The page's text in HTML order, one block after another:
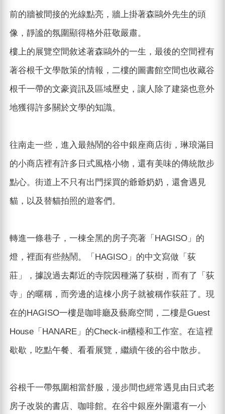
前的牆被間接的光線點亮，牆上掛著森鷗外先生的頭
像，靜謐的氛圍顯得格外莊敬嚴肅。
樓上的展覽空間敘述著森鷗外的一生，最後的空間裡有
著谷根千文學散策的情報，二樓的圖書館空間也收藏谷
根千一帶的文豪資訊及區域歷史，讓人除了建築也意外
地獲得許多關於文學的知識。
往南走一些，進入最熱鬧的谷中銀座商店街，琳琅滿目
的小商店裡有許多日式風格小物，還有美味的傳統散步
點心。街道上不只有出門採買的爺爺奶奶，還會遇見
貓，以及替貓拍照的遊客們。
轉進一條巷子，一棟全黑的房子亮著「HAGISO」的
燈，裡面有些熱鬧。「HAGISO」的中文寫做「荻
莊」，據說過去鄰近的寺院因種滿了荻樹，而有了「荻
寺」的暱稱，而旁邊的這棟小房子就被稱作荻莊了。現
在的HAGISO一樓是咖啡廳及藝廊空間，二樓是Guest
House「HANARE」的Check-in櫃檯和工作室。在這裡
歇歇，吃點午餐、看看展覽，繼續午後的谷中散步。
谷根千一帶氛圍相當舒服，漫步間也經常遇見由日式老
房子改裝的書店、咖啡館。在谷中銀座外圍還有一小